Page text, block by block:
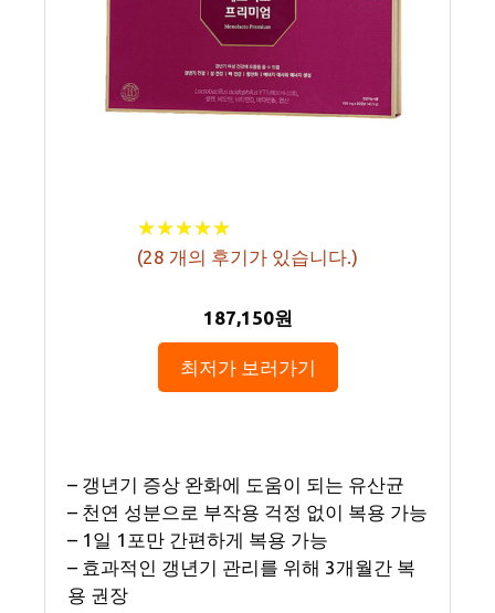
★★★★★
★★★★★
(28 개의 후기가 있습니다.)
187,150원
최저가 보러가기
– 갱년기 증상 완화에 도움이 되는 유산균
– 천연 성분으로 부작용 걱정 없이 복용 가능
– 1일 1포만 간편하게 복용 가능
– 효과적인 갱년기 관리를 위해 3개월간 복
용 권장